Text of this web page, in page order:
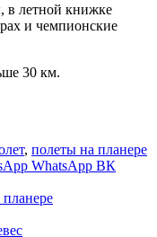
в летной книжке
и чемпионские
30 км.
, полеты на планере
WhatsApp ВК